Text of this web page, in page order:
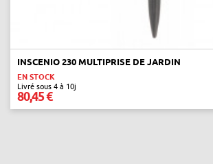
INSCENIO 230 MULTIPRISE DE JARDIN
EN STOCK
Livré sous 4 à 10j
80,45 €